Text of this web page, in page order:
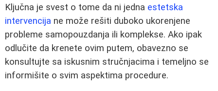
Ključna je svest o tome da ni jedna estetska
intervencija ne može rešiti duboko ukorenjene
probleme samopouzdanja ili komplekse. Ako ipak
odlučite da krenete ovim putem, obavezno se
konsultujte sa iskusnim stručnjacima i temeljno se
informišite o svim aspektima procedure.